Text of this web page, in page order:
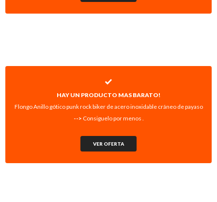
HAY UN PRODUCTO MAS BARATO!
Flongo Anillo gótico punk rock biker de acero inoxidable cráneo de payaso
--> Consiguelo por menos .
VER OFERTA